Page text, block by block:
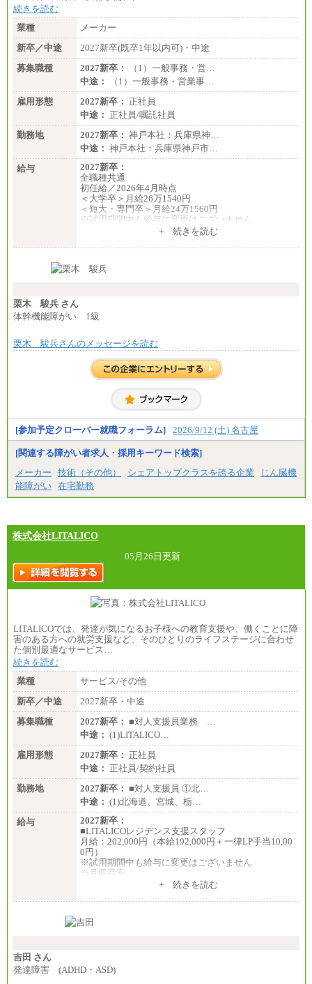
※詳細はJTBキャリアサイトよりご確認ください。
■I&Jデジタルイノベーション(株)
総合職 月給224,500～242,600円＋地域手当
※詳細はJTBキャリアサイトよりご確認ください。
＜有期社員コース＞
■(株)JTBビジネストランスフォーム
有期契約職 月給185,000～195,000円
※詳細はJTBキャリアサイトよりご確認ください。
■(株)JTBパブリッシング ※2027年新卒募集終了
総合職 月給241,000円
中途：
①月給227,000円以上
②月給212,000円以上
③月給172,500円以上
④月給23万円～37万円
⑤月給20万円～25万円
⑥月給33万円～48万円
⑦月給271,000円以上
⑧～⑮月給200,000円〜月給400,000円
⑯月給185,000円以上
⑱月給212,000円以上
㉑月給185,000 円以上
㉒月給185,000 円以上
※全コース共通※ 能力・経験・勤務地などにより
異なります
※試用期間中も給与に変更はございません。
続きを読む
業種
メーカー
新卒／中途
2027新卒(既卒1年以内可)・中途
募集職種
2027新卒：
（1）一般事務・営…
中途：
（1）一般事務・営業事…
雇用形態
2027新卒： 正社員
中途： 正社員/嘱託社員
勤務地
2027新卒： 神戸本社：兵庫県神…
中途： 神戸本社：兵庫県神戸市…
給与
2027新卒：
全職種共通
初任給／2026年4月時点
＜大学卒＞月給26万1540円
＜短大・専門卒＞月給24万1560円
※試用期間中も給与に変更はございません
月給24万円～
※試用期間中も給与に変更はございません
+ 続きを読む
栗木 駿兵 さん
体幹機能障がい 1級
栗木 駿兵さんのメッセージを読む
[参加予定クローバー就職フォーラム] 2026/9/12 (土) 名古屋
[関連する障がい者求人・採用キーワード検索]
メーカー
技術（その他） シェアトップクラスを誇る企業
じん臓機
能障がい 在宅勤務
株式会社LITALICO
05月26日更新
LITALICOでは、発達が気になるお子様への教育支援や、働くことに障
害のある方への就労支援など、そのひとりのライフステージに合わせ
た個別最適なサービス…
続きを読む
業種
サービス/その他
新卒／中途
2027新卒・中途
募集職種
2027新卒： ■対人支援員業務 …
中途： (1)LITALICO…
雇用形態
2027新卒： 正社員
中途： 正社員/契約社員
勤務地
2027新卒： ■対人支援員 ①北…
中途： (1)北海道、宮城、栃…
給与
2027新卒：
■LITALICOレジデンス支援スタッフ
月給：202,000円（本給192,000円＋一律LP手当10,00
0円）
※試用期間中も給与に変更はございません
※月収目安
夜勤回数により変動
条件あり）
■その他職種共通
月給：25万3,400円～
+ 続きを読む
吉田 さん
発達障害 (ADHD・ASD)